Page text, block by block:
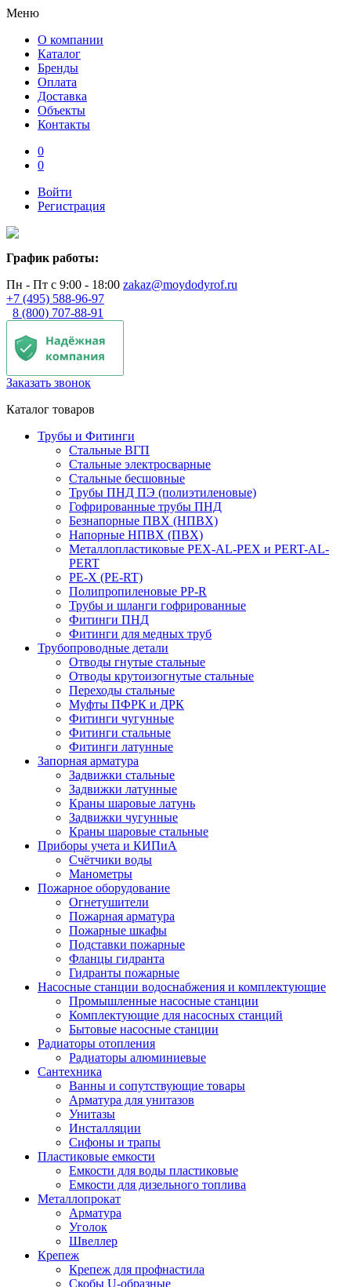
Меню
О компании
Каталог
Бренды
Оплата
Доставка
Объекты
Контакты
0
0
Войти
Регистрация
График работы:
Пн - Пт с 9:00 - 18:00 zakaz@moydodyrof.ru
+7 (495) 588-96-97
8 (800) 707-88-91
Заказать звонок
Каталог товаров
Трубы и Фитинги
Стальные ВГП
Стальные электросварные
Стальные бесшовные
Трубы ПНД ПЭ (полиэтиленовые)
Гофрированные трубы ПНД
Безнапорные ПВХ (НПВХ)
Напорные НПВХ (ПВХ)
Металлопластиковые PEX-AL-PEX и PERT-AL-
PERT
PE-X (PE-RT)
Полипропиленовые PP-R
Трубы и шланги гофрированные
Фитинги ПНД
Фитинги для медных труб
Трубопроводные детали
Отводы гнутые стальные
Отводы крутоизогнутые стальные
Переходы стальные
Муфты ПФРК и ДРК
Фитинги чугунные
Фитинги стальные
Фитинги латунные
Запорная арматура
Задвижки стальные
Задвижки латунные
Краны шаровые латунь
Задвижки чугунные
Краны шаровые стальные
Приборы учета и КИПиА
Счётчики воды
Манометры
Пожарное оборудование
Огнетушители
Пожарная арматура
Пожарные шкафы
Подставки пожарные
Фланцы гидранта
Гидранты пожарные
Насосные станции водоснабжения и комплектующие
Промышленные насосные станции
Комплектующие для насосных станций
Бытовые насосные станции
Радиаторы отопления
Радиаторы алюминиевые
Сантехника
Ванны и сопутствующие товары
Арматура для унитазов
Унитазы
Инсталляции
Сифоны и трапы
Пластиковые емкости
Емкости для воды пластиковые
Емкости для дизельного топлива
Металлопрокат
Арматура
Уголок
Швеллер
Крепеж
Крепеж для профнастила
Скобы U-образные